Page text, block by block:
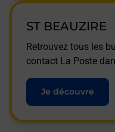
ST BEAUZIRE
Retrouvez tous les
contact La Poste
Je découvre